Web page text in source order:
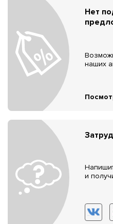
Нет
наших
и